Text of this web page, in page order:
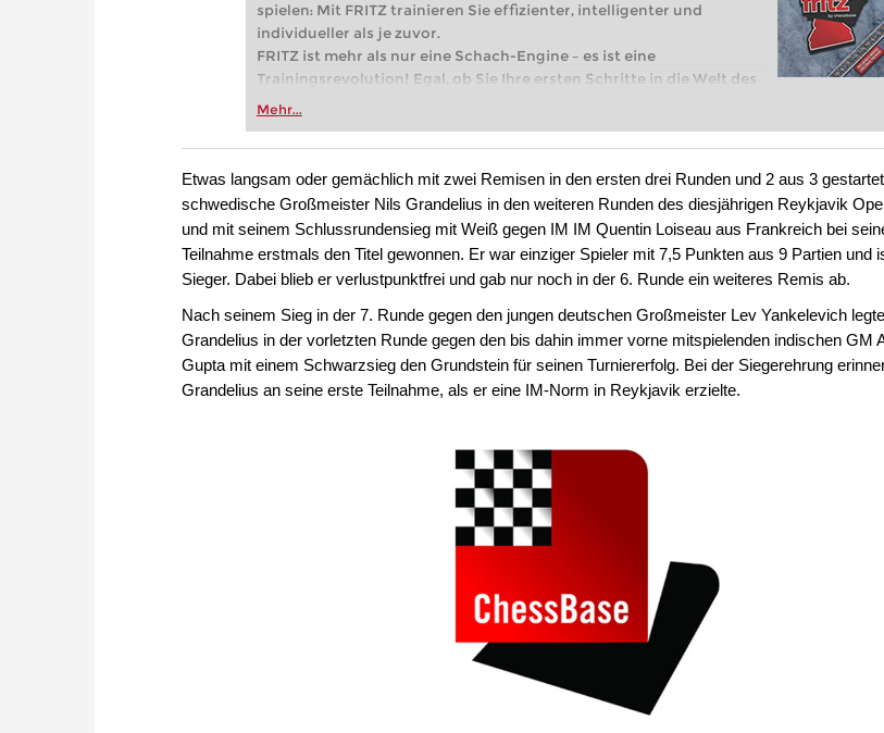
spielen: Mit FRITZ trainieren Sie effizienter, intelligenter und
individueller als je zuvor.
FRITZ ist mehr als nur eine Schach-Engine – es ist eine
Trainingsrevolution! Egal, ob Sie Ihre ersten Schritte in die Welt des
Vereinsschachs machen oder bereits auf Turnierniveau spielen: Mit
zuvor.
Mehr...
Etwas langsam oder gemächlich mit zwei Remisen in den ersten drei Runden und 2 aus 3
schwedische Großmeister Nils Grandelius in den weiteren Runden des diesjährigen Reykjavik
und mit seinem Schlussrundensieg mit Weiß gegen IM IM Quentin Loiseau aus Frankreich bei
Teilnahme erstmals den Titel gewonnen. Er war einziger Spieler mit 7,5 Punkten aus 9 Partien und
Sieger. Dabei blieb er verlustpunktfrei und gab nur noch in der 6. Runde ein weiteres Remis ab.
Nach seinem Sieg in der 7. Runde gegen den jungen deutschen Großmeister Lev Yankelevich legte
Grandelius in der vorletzten Runde gegen den bis dahin immer vorne mitspielenden indischen GM
Gupta mit einem Schwarzsieg den Grundstein für seinen Turniererfolg. Bei der Siegerehrung
Grandelius an seine erste Teilnahme, als er eine IM-Norm in Reykjavik erzielte.